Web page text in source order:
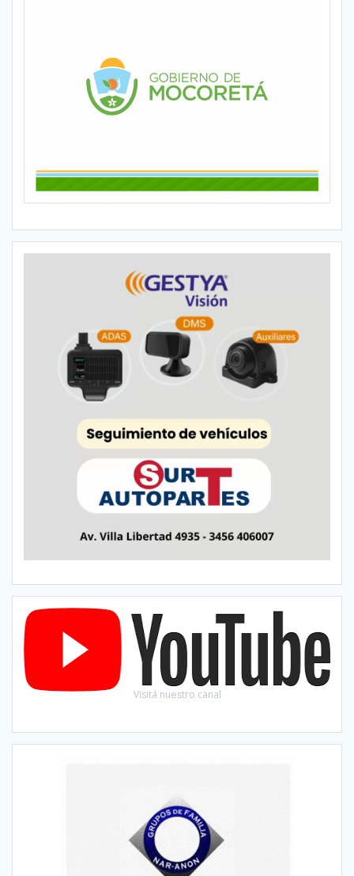
Visitá nuestro canal